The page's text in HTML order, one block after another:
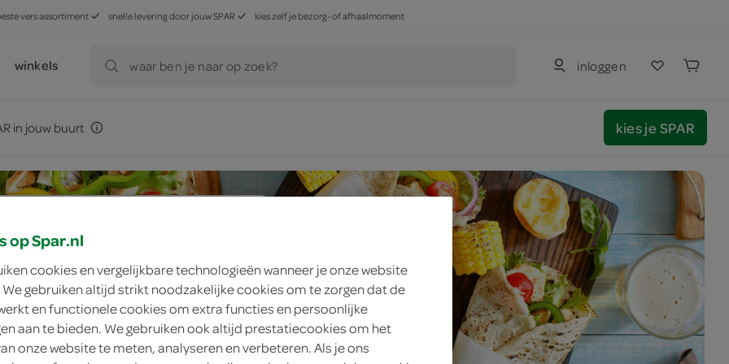
vers assortiment snelle levering door jouw SPAR kies zelf je bezorg- of afhaalmoment
winkels waar ben je naar op zoek? inloggen
in jouw buurt kies je SPAR
van
op Spar.nl
cookies en vergelijkbare technologieën wanneer je onze website
gebruiken altijd strikt noodzakelijke cookies om te zorgen dat de
en functionele cookies om extra functies en persoonlijke
aan te bieden. We gebruiken ook altijd prestatiecookies om het
onze website te meten, analyseren en verbeteren. Als je ons